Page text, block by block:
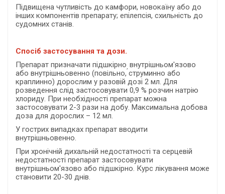
Підвищена чутливість до камфори, новокаїну або до
інших компонентів препарату; епілепсія, схильність до
судомних станів.
Спосіб застосування та дози.
Препарат призначати підшкірно, внутрішньом'язово
або внутрішньовенно (повільно, струминно або
краплинно) дорослим у разовій дозі 2 мл. Для
розведення слід застосовувати 0,9 % розчин натрію
хлориду. При необхідності препарат можна
застосовувати 2-3 рази на добу. Максимальна добова
доза для дорослих – 12 мл.
У гострих випадках препарат вводити
внутрішньовенно.
При хронічній дихальній недостатності та серцевій
недостатності препарат застосовувати
внутрішньом'язово або підшкірно. Курс лікування може
становити 20-30 днів.